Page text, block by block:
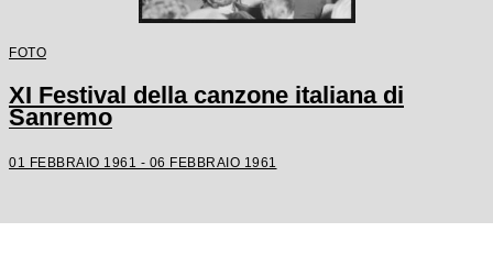
FOTO
XI Festival della canzone italiana di
Sanremo
01 FEBBRAIO 1961 - 06 FEBBRAIO 1961